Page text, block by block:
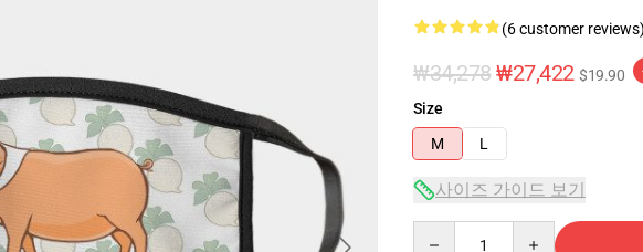
(6 customer
₩34,278₩27,422 $19.90
Size
M
L
사이즈 가이드 보기